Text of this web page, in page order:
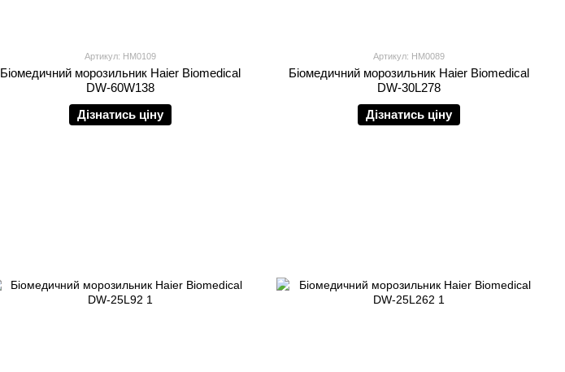
Артикул: HM0109
Біомедичний морозильник Haier Biomedical
DW-60W138
Дізнатись ціну
Артикул: HM0089
Біомедичний морозильник Haier Biomedical
DW-30L278
Дізнатись ціну